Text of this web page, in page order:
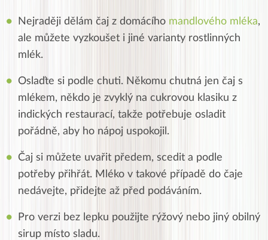
Nejraději dělám čaj z domácího mandlového mléka,
ale můžete vyzkoušet i jiné varianty rostlinných
mlék.
Oslaďte si podle chuti. Někomu chutná jen čaj s
mlékem, někdo je zvyklý na cukrovou klasiku z
indických restaurací, takže potřebuje osladit
pořádně, aby ho nápoj uspokojil.
Čaj si můžete uvařit předem, scedit a podle
potřeby přihřát. Mléko v takové případě do čaje
nedávejte, přidejte až před podáváním.
Pro verzi bez lepku použijte rýžový nebo jiný obilný
sirup místo sladu.